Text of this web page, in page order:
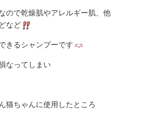
ので乾燥肌やアレルギー肌、他
など
きるシャンプーです
なってしまい
猫ちゃんに使用したところ